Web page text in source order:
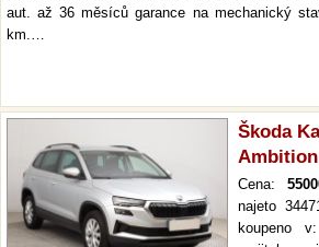
aut. až 36 měsíců garance na mechanický
km.…
Škoda
Ambition
Cena:
najeto
koupeno